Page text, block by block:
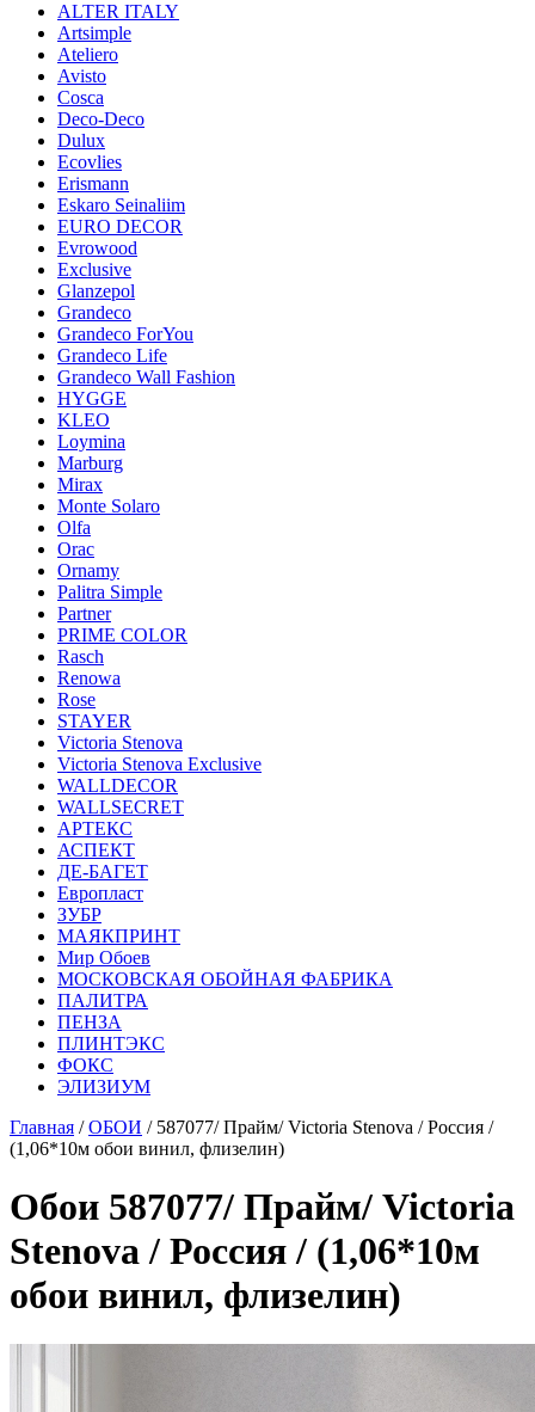
ALTER ITALY
Artsimple
Ateliero
Avisto
Cosca
Deco-Deco
Dulux
Ecovlies
Erismann
Eskaro Seinaliim
EURO DECOR
Evrowood
Exclusive
Glanzepol
Grandeco
Grandeco ForYou
Grandeco Life
Grandeco Wall Fashion
HYGGE
KLEO
Loymina
Marburg
Mirax
Monte Solaro
Olfa
Orac
Ornamy
Palitra Simple
Partner
PRIME COLOR
Rasch
Renowa
Rose
STAYER
Victoria Stenova
Victoria Stenova Exclusive
WALLDECOR
WALLSECRET
АРТЕКС
АСПЕКТ
ДЕ-БАГЕТ
Европласт
ЗУБР
МАЯКПРИНТ
Мир Обоев
МОСКОВСКАЯ ОБОЙНАЯ ФАБРИКА
ПАЛИТРА
ПЕНЗА
ПЛИНТЭКС
ФОКС
ЭЛИЗИУМ
Главная /ОБОИ / 587077/ Прайм/ Victoria Stenova / Россия /
(1,06*10м обои винил, флизелин)
Обои 587077/ Прайм/ Victoria
Stenova / Россия / (1,06*10м
обои винил, флизелин)